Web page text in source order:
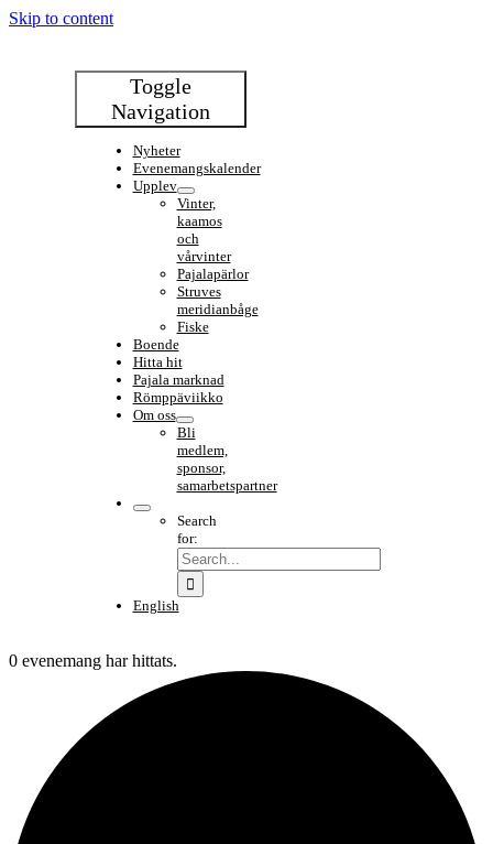
Skip to content
Toggle
Navigation
Nyheter
Evenemangskalender
Upplev
Vinter,
kaamos
och
vårvinter
Pajalapärlor
Struves
meridianbåge
Fiske
Boende
Hitta hit
Pajala marknad
Römppäviikko
Om oss
Bli
medlem,
sponsor,
samarbetspartner
Search
for:
English
0 evenemang har hittats.